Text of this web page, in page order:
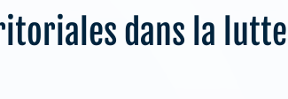
dans la lutte